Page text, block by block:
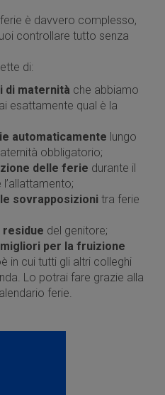
è davvero complesso,
controllare tutto senza
di:
di maternità che abbiamo
esattamente qual è la
automaticamente lungo
obbligatorio;
delle ferie durante il
sovrapposizioni tra ferie
del genitore;
per la fruizione
in cui tutti gli altri colleghi
Lo potrai fare grazie alla
ferie.